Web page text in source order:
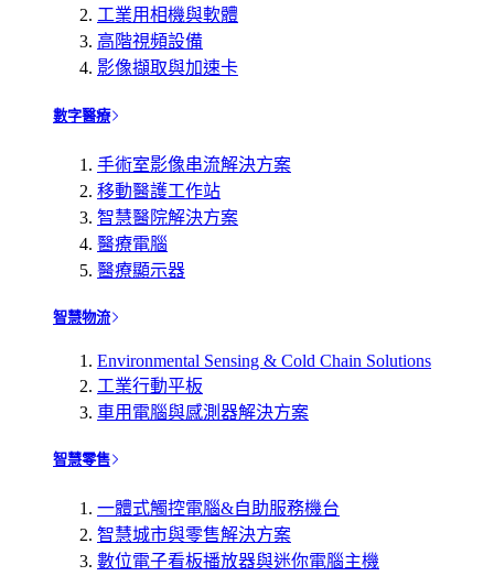
工業用相機與軟體
高階視頻設備
影像擷取與加速卡
數字醫療
手術室影像串流解決方案
移動醫護工作站
智慧醫院解決方案
醫療電腦
醫療顯示器
智慧物流
Environmental Sensing & Cold Chain Solutions
工業行動平板
車用電腦與感測器解決方案
智慧零售
一體式觸控電腦&自助服務機台
智慧城市與零售解決方案
數位電子看板播放器與迷你電腦主機